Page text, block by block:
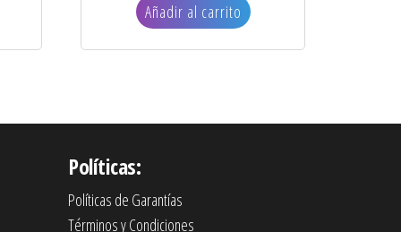
Añadir al carrito
Políticas:
Políticas de Garantías
Términos y Condiciones